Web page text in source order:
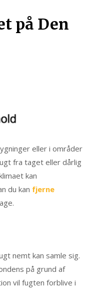
på Den
eller i områder
fra taget eller dårlig
kan
du kan fjerne
nemt kan samle sig.
på grund af
vil fugten forblive i